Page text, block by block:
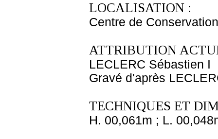
LOCALISATION :
Centre de
ATTRIBUTION
LECLERC Sébastien I
Gravé d'après
TECHNIQUES ET
H. 00,061m ; L.